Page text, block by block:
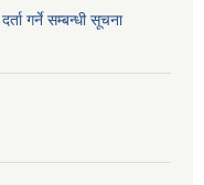
गर्ने सम्बन्धी सूचना